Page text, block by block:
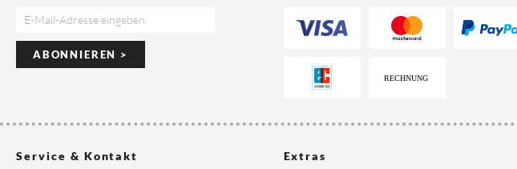
ABONNIEREN >
Service & Kontakt
Extras